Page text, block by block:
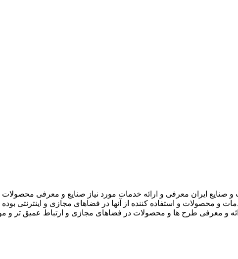
ایران معرفی و ارائه خدمات مورد نیاز صنایع و معرفی
و محصولات و استفاده کننده از آنها در فضاهای مجازی و اینترنتی
و معرفی طرح ها و محصولات در فضاهای مجازی و ارتباط عمیق تر و